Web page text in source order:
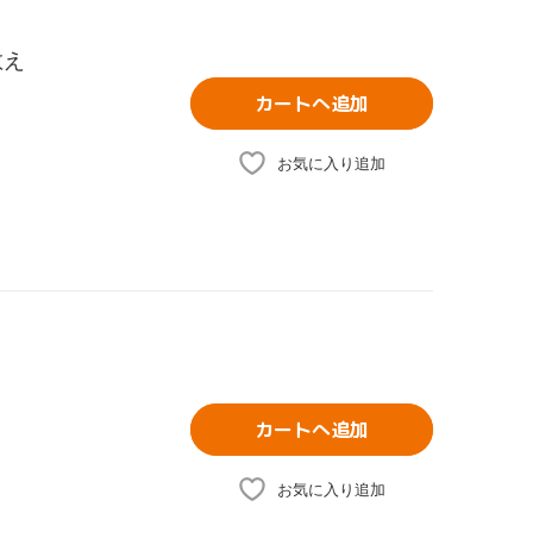
カートへ追加
お気に入り追加
カートへ追加
お気に入り追加